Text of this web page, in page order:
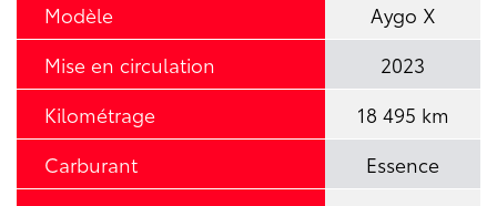
Modèle
Aygo X
Mise en circulation
2023
Kilométrage
18 495 km
Carburant
Essence